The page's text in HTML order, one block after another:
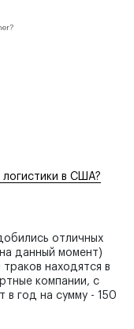
в США?
отличных
данный момент)
находятся в
компании, с
в год на сумму - 150